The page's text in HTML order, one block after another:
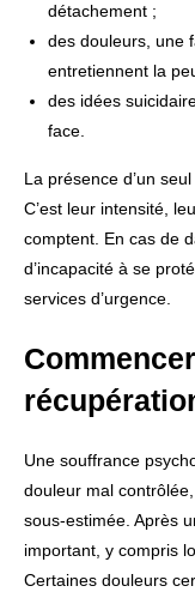
détachement ;
des douleurs, une
entretiennent la
des idées
face.
La présence d’un
C’est leur intensité,
comptent. En cas de
d’incapacité à se
services d’urgence.
Une souffrance
douleur mal
sous-estimée. Après
important, y compris
Certaines douleurs